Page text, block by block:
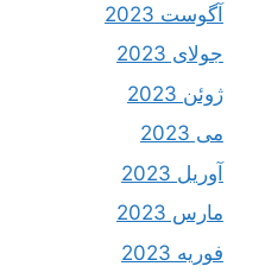
آگوست 2023
جولای 2023
ژوئن 2023
می 2023
آوریل 2023
مارس 2023
فوریه 2023